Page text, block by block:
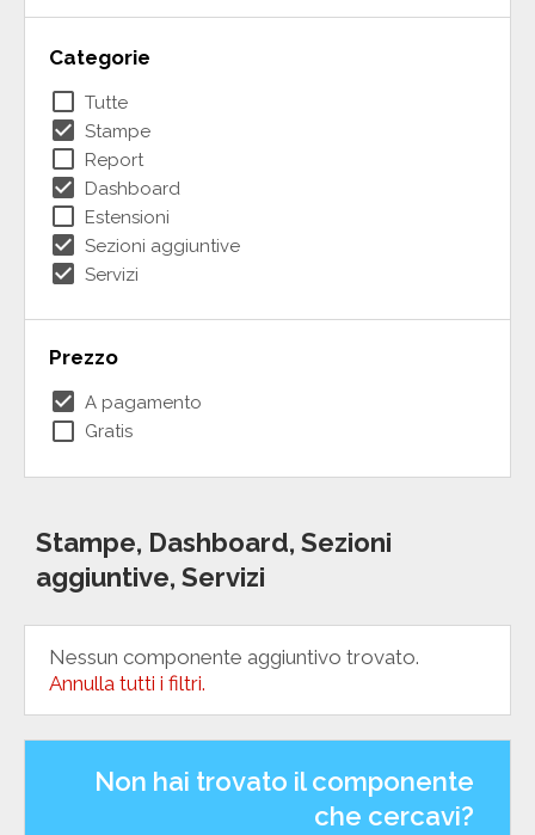
Categorie
check_box_outline_blank Tutte
check_box Stampe
check_box_outline_blank Report
check_box Dashboard
check_box_outline_blank Estensioni
check_box Sezioni aggiuntive
check_box Servizi
Prezzo
check_box A pagamento
check_box_outline_blank Gratis
Stampe, Dashboard, Sezioni
aggiuntive, Servizi
Nessun componente aggiuntivo trovato.
Annulla tutti i filtri.
Non hai trovato il componente
che cercavi?